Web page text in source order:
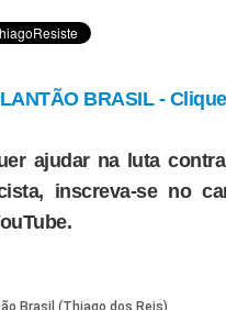
BRASIL -
ajudar na luta
inscreva-se no